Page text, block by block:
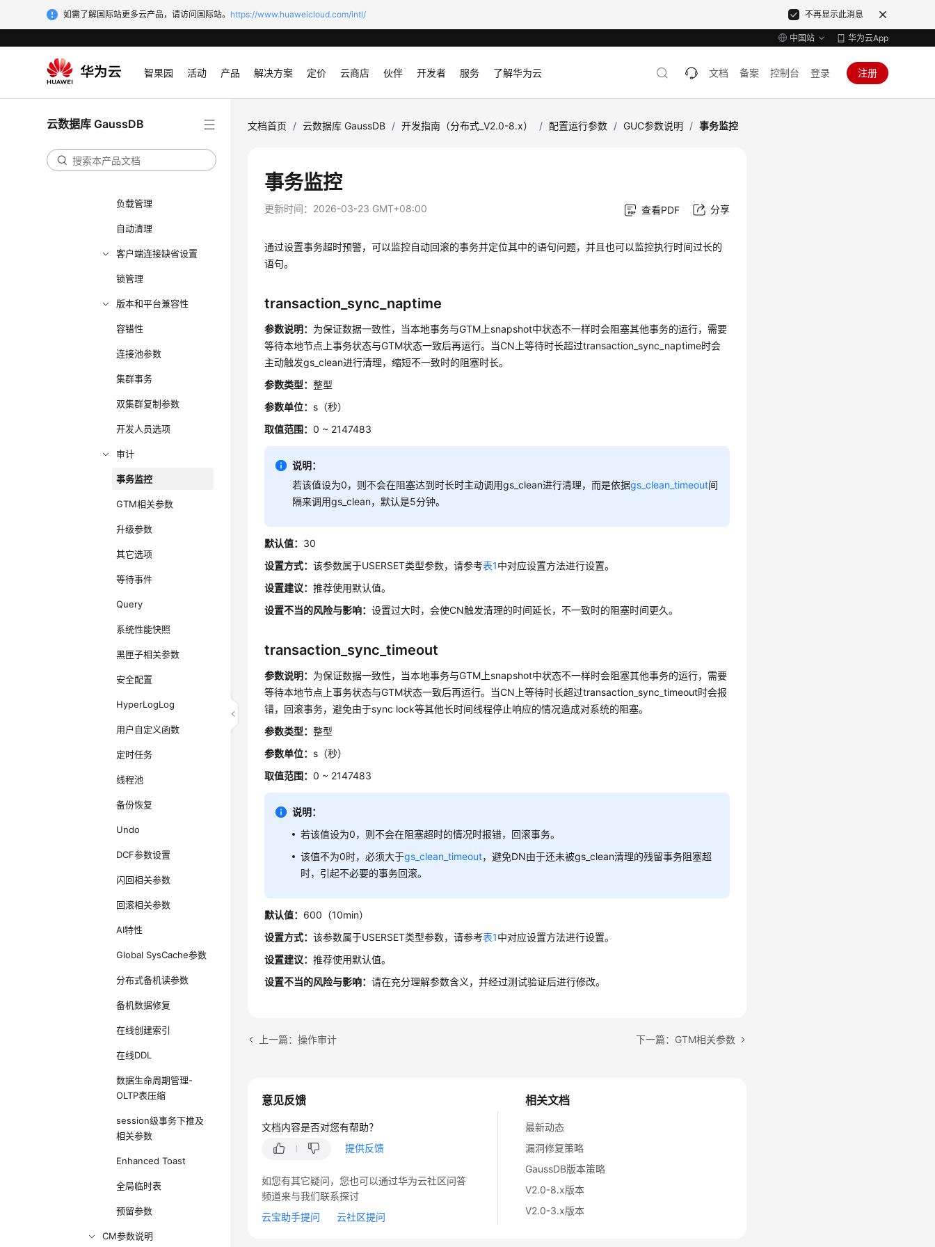
如需了解国际站更多云产品，请访问国际站。 https://www.huaweicloud.com/intl/ 不再显示此消息
中国站 华为云App
智果园 活动 产品 解决方案 定价 云商店 伙伴 开发者 服务 了解华为云 文档 备案 控制台 登录 注册
云数据库 GaussDB
数据并行导入导出
双机复制
错误报告和日志
告警上报
负载管理
自动清理
客户端连接缺省设置
锁管理
版本和平台兼容性
容错性
连接池参数
集群事务
双集群复制参数
开发人员选项
审计
事务监控
GTM相关参数
升级参数
其它选项
等待事件
Query
系统性能快照
黑匣子相关参数
安全配置
HyperLogLog
用户自定义函数
定时任务
线程池
备份恢复
Undo
DCF参数设置
闪回相关参数
回滚相关参数
AI特性
Global SysCache参数
分布式备机读参数
备机数据修复
在线创建索引
在线DDL
数据生命周期管理-
OLTP表压缩
session级事务下推及
相关参数
Enhanced Toast
全局临时表
预留参数
CM参数说明
文档首页 / 云数据库 GaussDB / 开发指南（分布式_V2.0-8.x） / 配置运行参数 / GUC参数说明 / 事务监控
事务监控
更新时间： 2026-03-23 GMT+08:00 查看PDF 分享
通过设置事务超时预警，可以监控自动回滚的事务并定位其中的语句问题，并且也可以监控执行时间过长的
语句。
transaction_sync_naptime
参数说明： 为保证数据一致性，当本地事务与GTM上snapshot中状态不一样时会阻塞其他事务的运行，需要
等待本地节点上事务状态与GTM状态一致后再运行。当CN 上等待时长超过transaction_sync_naptime时会
主动触发gs_clean进行清理，缩短不一致时的阻塞时长。
参数类型：整型
参数单位： s（秒）
取值范围：0 ~ 2147483
说明：
若该值设为0，则不会在阻塞达到时长时主动调用gs_clean进行清理，而是依据gs_clean_timeout间
隔来调用gs_clean，默认是5分钟。
默认值： 30
设置方式：该参数属于USERSET类型参数，请参考表1中对应设置方法进行设置。
设置建议：推荐使用默认值。
设置不当的风险与影响：设置过大时，会使CN触发清理的时间延长，不一致时的阻塞时间更久。
transaction_sync_timeout
参数说明： 为保证数据一致性，当本地事务与GTM上snapshot中状态不一样时会阻塞其他事务的运行，需要
等待本地节点上事务状态与GTM状态一致后再运行。当CN 上等待时长超过transaction_sync_timeout时会报
错，回滚事务，避免由于sync lock等其他长时间线程停止响应的情况造成对系统的阻塞。
参数类型：整型
参数单位： s（秒）
取值范围：0 ~ 2147483
说明：
若该值设为0，则不会在阻塞超时的情况时报错，回滚事务。
该值不为0时，必须大于gs_clean_timeout，避免DN由于还未被gs_clean清理的残留事务阻塞超
时，引起不必要的事务回滚。
默认值： 600（10min）
设置方式：该参数属于USERSET类型参数，请参考表1中对应设置方法进行设置。
设置建议：推荐使用默认值。
设置不当的风险与影响：请在充分理解参数含义，并经过测试验证后进行修改。
上一篇：操作审计 下一篇：GTM相关参数
相关文档
最新动态
漏洞修复策略
GaussDB版本策略
V2.0-8.x版本
V2.0-3.x版本
意见反馈
文档内容是否对您有帮助？
提供反馈
如您有其它疑问，您也可以通过华为云社区问答
频道来与我们联系探讨
云宝助手提问
云社区提问